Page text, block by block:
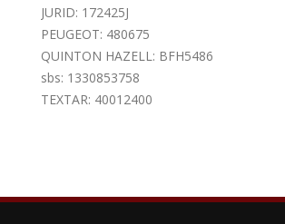
JURID: 172425J
PEUGEOT: 480675
QUINTON HAZELL: BFH5486
sbs: 1330853758
TEXTAR: 40012400